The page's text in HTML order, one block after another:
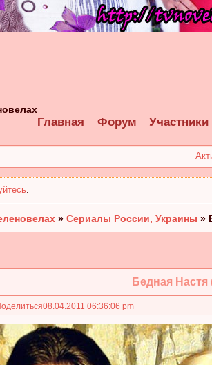
Главная Форум Участники
.
»Сериалы России, Украины »
Бедная Настя
08.04.2011 06:36:06 pm